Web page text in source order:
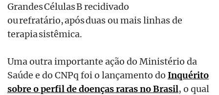
Grandes Células B recidivado
ou refratário, após duas ou mais linhas de
terapia sistêmica.
Uma outra importante ação do Ministério da
Saúde e do CNPq foi o lançamento do Inquérito
sobre o perfil de doenças raras no Brasil, o qual